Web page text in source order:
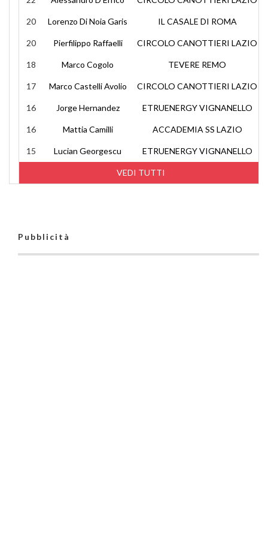
VEDI TUTTI
20 Lorenzo Di Noia Garis IL CASALE DI ROMA
20 Pierfilippo Raffaelli CIRCOLO CANOTTIERI LAZIO
18 Marco Cogolo TEVERE REMO
17 Marco Castelli Avolio CIRCOLO CANOTTIERI LAZIO
16 Jorge Hernandez ETRUENERGY VIGNANELLO
16 Mattia Camilli ACCADEMIA SS LAZIO
15 Lucian Georgescu ETRUENERGY VIGNANELLO
Pubblicità